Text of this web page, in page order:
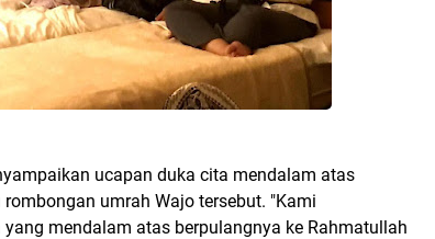
ucapan duka cita mendalam atas
umrah Wajo tersebut. "Kami
mendalam atas berpulangnya ke Rahmatullah